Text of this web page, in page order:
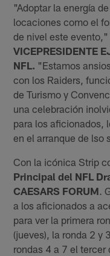
"Adoptar la energía
locaciones como el
de nivel este
VICEPRESIDENTE
NFL. "Estamos
con los Raiders,
de Turismo y
una celebración
para los aficionados,
en el arranque de lso
Con la icónica Strip
Principal del NFL
CAESARS FORUM .
a los aficionados a
para ver la primera
(jueves), la ronda 2 y
rondas 4 a 7 el tercer